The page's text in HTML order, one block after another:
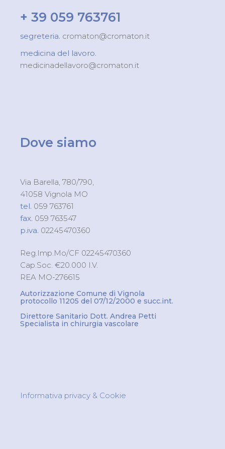
+ 39 059 763761
segreteria. cromaton@cromaton.it
medicina del lavoro.
medicinadellavoro@cromaton.it
Dove siamo
Via Barella, 780/790,
41058 Vignola MO
tel. 059 763761
fax. 059 763547
p.iva. 02245470360
Reg.Imp.Mo/CF 02245470360
Cap.Soc. €20.000 I.V.
REA MO-276615
Autorizzazione Comune di Vignola
protocollo 11205 del 07/12/2000 e succ.int.
Direttore Sanitario Dott. Andrea Petti
Specialista in chirurgia vascolare
Informativa privacy & Cookie